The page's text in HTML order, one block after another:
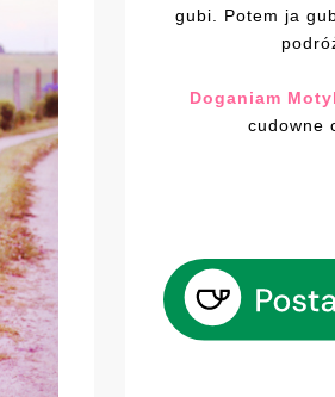
gubi. Potem ja
Doganiam
cudowne